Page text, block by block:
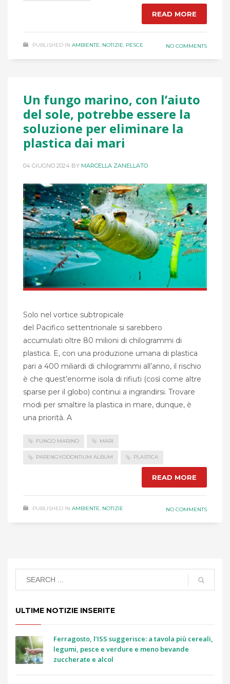
READ MORE
PUBLISHED IN AMBIENTE, NOTIZIE, PESCE NO COMMENTS
Un fungo marino, con l’aiuto
del sole, potrebbe essere la
soluzione per eliminare la
plastica dai mari
04 GIUGNO 2024 BY MARCELLA ZANELLATO
Solo nel vortice subtropicale
del Pacifico settentrionale si sarebbero
accumulati oltre 80 milioni di chilogrammi di
plastica. E, con una produzione umana di plastica
pari a 400 miliardi di chilogrammi all’anno, il rischio
è che quest’enorme isola di rifiuti (così come altre
sparse per il globo) continui a ingrandirsi. Trovare
modi per smaltire la plastica in mare, dunque, è
una priorità. A
FUNGO MARINO MARI
PARENGYODONTIUM ALBUM PLASTICA
READ MORE
PUBLISHED IN AMBIENTE NOTIZIE NO COMMENTS
ULTIME NOTIZIE INSERITE
Ferragosto, l’ISS suggerisce: a tavola più cereali,
legumi, pesce e verdure e meno bevande
zuccherate e alcol